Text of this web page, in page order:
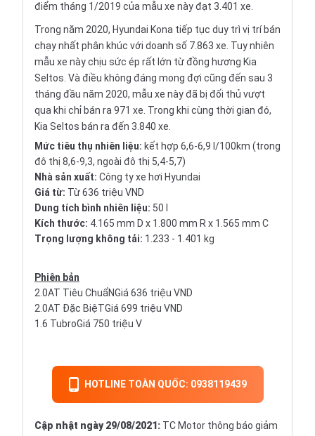
điểm tháng 1/2019 của mẫu xe này đạt 3.401 xe.
Trong năm 2020, Hyundai Kona tiếp tục duy trì vị trí bán
chạy nhất phân khúc với doanh số 7.863 xe. Tuy nhiên
mẫu xe này chịu sức ép rất lớn từ đồng hương Kia
Seltos. Và điều không đáng mong đợi cũng đến sau 3
tháng đầu năm 2020, mẫu xe này đã bị đối thủ vượt
qua khi chỉ bán ra 971 xe. Trong khi cùng thời gian đó,
Kia Seltos bán ra đến 3.840 xe.
Mức tiêu thụ nhiên liệu: kết hợp 6,6-6,9 l/100km (trong
đô thị 8,6-9,3, ngoài đô thị 5,4-5,7)
Nhà sản xuất: Công ty xe hơi Hyundai
Giá từ: Từ 636 triệu VND
Dung tích bình nhiên liệu: 50 l
Kích thước: 4.165 mm D x 1.800 mm R x 1.565 mm C
Trọng lượng không tải: 1.233 - 1.401 kg
Phiên bản
2.0AT Tiêu ChuẩNGiá 636 triệu VND
2.0AT Đặc BiệTGiá 699 triệu VND
1.6 TubroGiá 750 triệu V
HOTLINE TOÀN QUỐC: 0938119439
Cập nhật ngày 29/08/2021: TC Motor thông báo giảm